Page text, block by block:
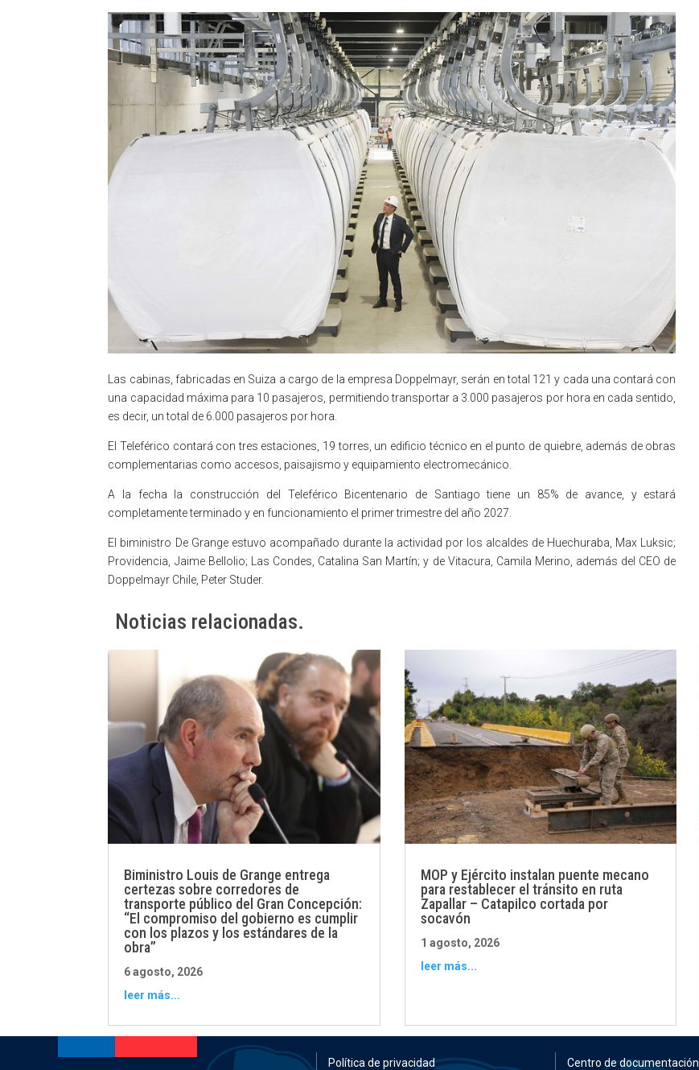
Las cabinas, fabricadas en Suiza a cargo de la empresa Doppelmayr, serán en total 121 y cada una contará con
una capacidad máxima para 10 pasajeros, permitiendo transportar a 3.000 pasajeros por hora en cada sentido,
es decir, un total de 6.000 pasajeros por hora.
El Teleférico contará con tres estaciones, 19 torres, un edificio técnico en el punto de quiebre, además de obras
complementarias como accesos, paisajismo y equipamiento electromecánico.
A la fecha la construcción del Teleférico Bicentenario de Santiago tiene un 85% de avance, y estará
completamente terminado y en funcionamiento el primer trimestre del año 2027.
El biministro De Grange estuvo acompañado durante la actividad por los alcaldes de Huechuraba, Max Luksic;
Providencia, Jaime Bellolio; Las Condes, Catalina San Martín; y de Vitacura, Camila Merino, además del CEO de
Doppelmayr Chile, Peter Studer.
Noticias relacionadas.
Biministro Louis de Grange entrega
certezas sobre corredores de
transporte público del Gran Concepción:
“El compromiso del gobierno es cumplir
con los plazos y los estándares de la
obra”
6 agosto, 2026
leer más...
MOP y Ejército instalan puente mecano
para restablecer el tránsito en ruta
Zapallar – Catapilco cortada por
socavón
1 agosto, 2026
leer más...
Política de privacidad Centro de documentación